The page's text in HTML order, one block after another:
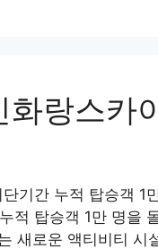
랑스카
기간 누적 탑승객
적 탑승객 1만 명을
새로운 액티비티